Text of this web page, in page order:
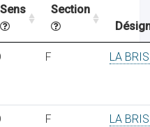
Sens
Section
F LA
F LA